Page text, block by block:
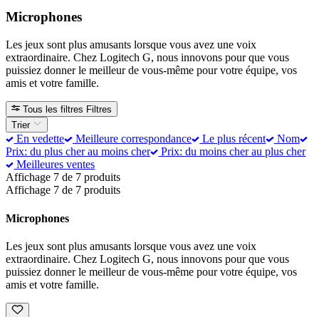
Microphones
Les jeux sont plus amusants lorsque vous avez une voix
extraordinaire. Chez Logitech G, nous innovons pour que vous
puissiez donner le meilleur de vous-même pour votre équipe, vos
amis et votre famille.
Tous les filtres Filtres
Trier
En vedette Meilleure correspondance Le plus récent
Nom
Prix: du plus cher au moins cher
Prix: du moins cher au plus cher
Meilleures ventes
Affichage 7 de 7 produits
Affichage 7 de 7 produits
Microphones
Les jeux sont plus amusants lorsque vous avez une voix
extraordinaire. Chez Logitech G, nous innovons pour que vous
puissiez donner le meilleur de vous-même pour votre équipe, vos
amis et votre famille.